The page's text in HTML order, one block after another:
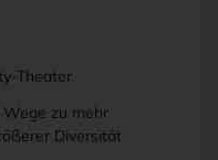
Theater
zu mehr
Diversität